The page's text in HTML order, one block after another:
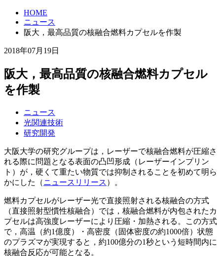
HOME
ニュース
阪大，最高品質の核融合燃料カプセルを作製
2018年07月19日
阪大，最高品質の核融合燃料カプセル
を作製
ニュース
光関連技術
研究開発
大阪大学の研究グループは，レーザーで核融合燃料が圧縮さ
れる際に問題となる表面の凸凹形成（レーザーインプリン
ト）が，硬くて重たい物質では抑制されることを初めて明ら
かにした（ニュースリリース ）。
燃料カプセルがレーザー光で直接照射される核融合の方式
（直接照射型慣性核融合）では，核融合燃料が内包されたカ
プセルは高強度レーザーにより圧縮・加熱される。この方式
で，高温（約1億度）・高密度（固体密度の約1000倍）状態
のプラズマが実現すると，約100億分の1秒という短時間内に
核融合反応が可能となる。